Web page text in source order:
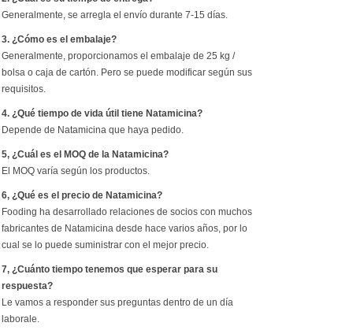
Generalmente, se arregla el envío durante 7-15 días.
3. ¿Cómo es el embalaje?
Generalmente, proporcionamos el embalaje de 25 kg /
bolsa o caja de cartón. Pero se puede modificar según sus
requisitos.
4. ¿Qué tiempo de vida útil tiene Natamicina?
Depende de Natamicina que haya pedido.
5, ¿Cuál es el MOQ de la Natamicina?
El MOQ varía según los productos.
6, ¿Qué es el precio de Natamicina?
Fooding ha desarrollado relaciones de socios con muchos
fabricantes de Natamicina desde hace varios años, por lo
cual se lo puede suministrar con el mejor precio.
7, ¿Cuánto tiempo tenemos que esperar para su
respuesta?
Le vamos a responder sus preguntas dentro de un día
laborale.